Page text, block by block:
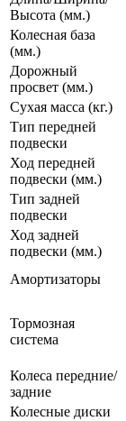
Высота (мм.)
Колесная база
(мм.)
Дорожный
просвет (мм.)
Сухая масса (кг.)
Тип передней
подвески
Ход передней
подвески (мм.)
Тип задней
подвески
Ход задней
подвески (мм.)
Амортизаторы
Тормозная
система
Колеса передние/
задние
Колесные диски